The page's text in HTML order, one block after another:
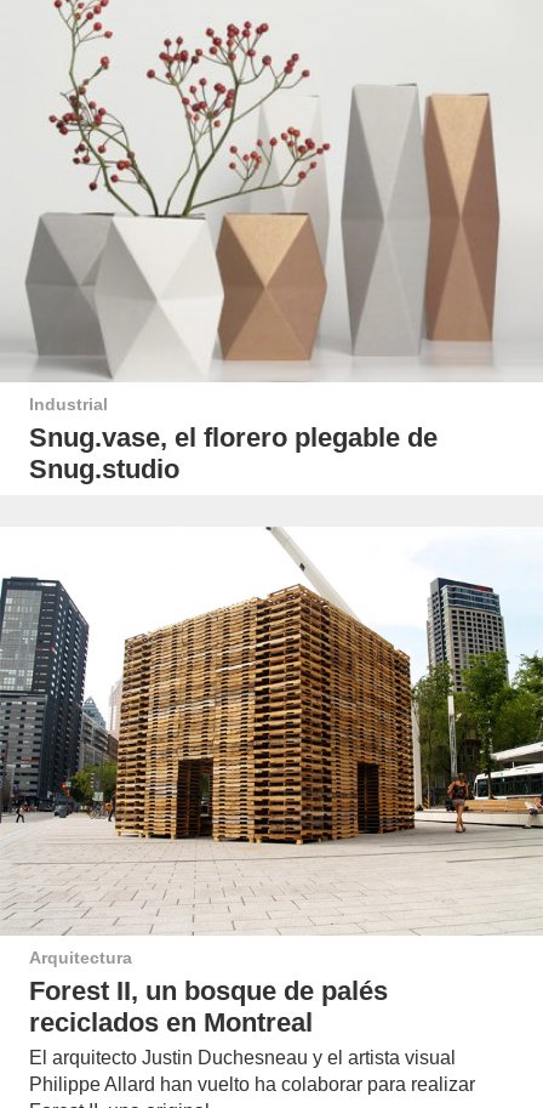
Industrial
Snug.vase, el florero plegable de
Snug.studio
Arquitectura
Forest II, un bosque de palés
reciclados en Montreal
El arquitecto Justin Duchesneau y el artista visual
Philippe Allard han vuelto ha colaborar para realizar